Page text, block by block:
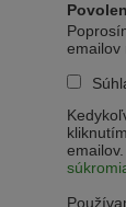
emailov
emailov.